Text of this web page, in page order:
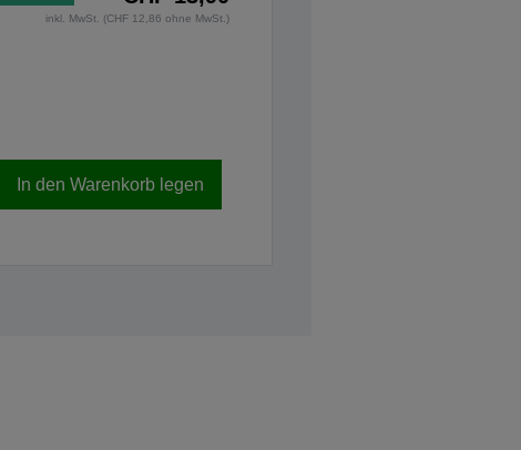
inkl. MwSt. (CHF 12,86 ohne MwSt.)
In den Warenkorb legen